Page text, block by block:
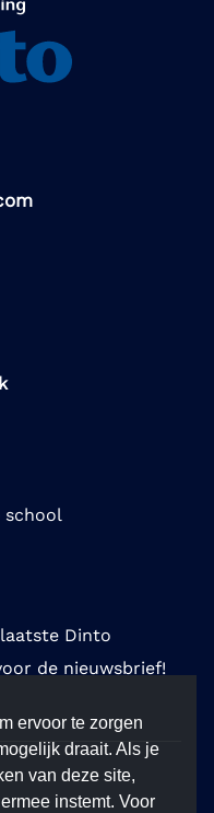
school
Dinto
de nieuwsbrief!
ervoor te zorgen
draait. Als je
van deze site,
instemt. Voor